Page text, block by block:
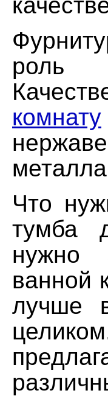
роль
комнату
Что
тумба
нужно
ванной
лучше